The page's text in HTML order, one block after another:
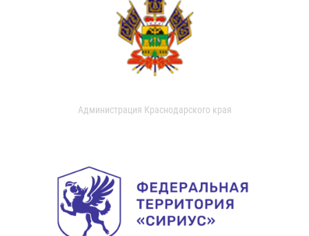
Администрация Краснодарского края